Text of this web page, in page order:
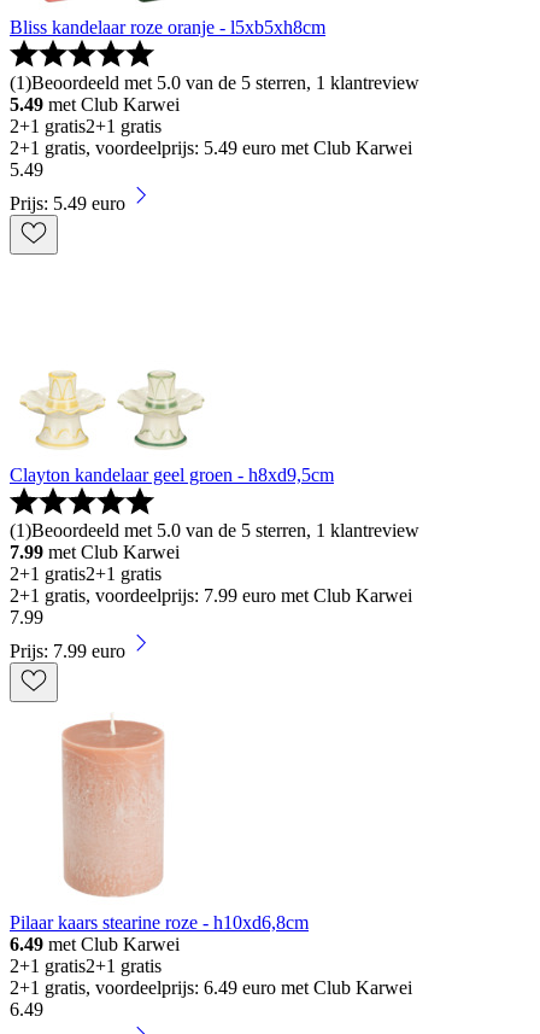
Bliss kandelaar roze oranje - l5xb5xh8cm
(1)Beoordeeld met 5.0 van de 5 sterren, 1 klantreview
5.49 met Club Karwei
2+1 gratis2+1 gratis
2+1 gratis, voordeelprijs: 5.49 euro met Club Karwei
5.49
Prijs: 5.49 euro
Clayton kandelaar geel groen - h8xd9,5cm
(1)Beoordeeld met 5.0 van de 5 sterren, 1 klantreview
7.99 met Club Karwei
2+1 gratis2+1 gratis
2+1 gratis, voordeelprijs: 7.99 euro met Club Karwei
7.99
Prijs: 7.99 euro
Pilaar kaars stearine roze - h10xd6,8cm
6.49 met Club Karwei
2+1 gratis2+1 gratis
2+1 gratis, voordeelprijs: 6.49 euro met Club Karwei
6.49